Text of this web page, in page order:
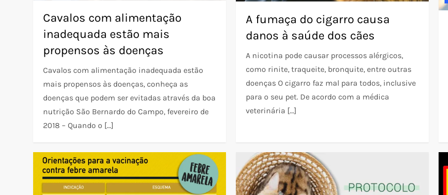
Cavalos com alimentação
inadequada estão mais
propensos às doenças
Cavalos com alimentação inadequada estão
mais propensos às doenças, conheça as
doenças que podem ser evitadas através da boa
nutrição São Bernardo do Campo, fevereiro de
2018 – Quando o […]
A fumaça do cigarro causa
danos à saúde dos cães
A nicotina pode causar processos alérgicos,
como rinite, traqueite, bronquite, entre outras
doenças O cigarro faz mal para todos, inclusive
para o seu pet. De acordo com a médica
veterinária […]